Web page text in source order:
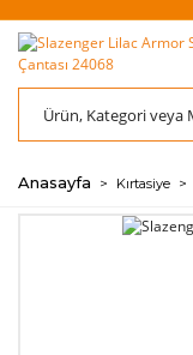
🖱️
KARGO
📦
AZ
ÖDE
💰
Anasayfa Kırtasiye